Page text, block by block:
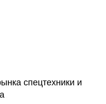
спецтехники и